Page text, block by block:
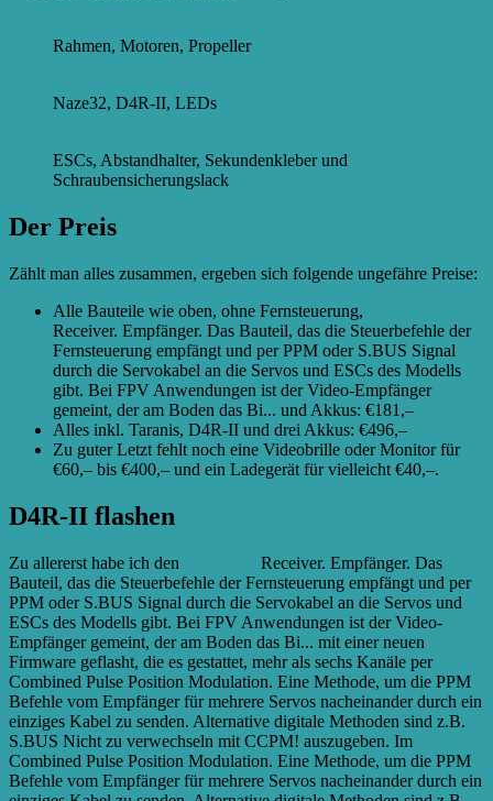
Rahmen, Motoren, Propeller
Naze32, D4R-II, LEDs
ESCs, Abstandhalter, Sekundenkleber und
Schraubensicherungslack
Der Preis
Zählt man alles zusammen, ergeben sich folgende ungefähre Preise:
Alle Bauteile wie oben, ohne Fernsteuerung,
Receiver. Empfänger. Das Bauteil, das die Steuerbefehle der
Fernsteuerung empfängt und per PPM oder S.BUS Signal
durch die Servokabel an die Servos und ESCs des Modells
gibt. Bei FPV Anwendungen ist der Video-Empfänger
gemeint, der am Boden das Bi... und Akkus: €181,–
Alles inkl. Taranis, D4R-II und drei Akkus: €496,–
Zu guter Letzt fehlt noch eine Videobrille oder Monitor für
€60,– bis €400,– und ein Ladegerät für vielleicht €40,–.
D4R-II flashen
Zu allererst habe ich den
Receiver. Empfänger. Das
Bauteil, das die Steuerbefehle der Fernsteuerung empfängt und per
PPM oder S.BUS Signal durch die Servokabel an die Servos und
ESCs des Modells gibt. Bei FPV Anwendungen ist der Video-
Empfänger gemeint, der am Boden das Bi... mit einer neuen
Firmware geflasht, die es gestattet, mehr als sechs Kanäle per
Combined Pulse Position Modulation. Eine Methode, um die PPM
Befehle vom Empfänger für mehrere Servos nacheinander durch ein
einziges Kabel zu senden. Alternative digitale Methoden sind z.B.
S.BUS Nicht zu verwechseln mit CCPM! auszugeben. Im
Combined Pulse Position Modulation. Eine Methode, um die PPM
Befehle vom Empfänger für mehrere Servos nacheinander durch ein